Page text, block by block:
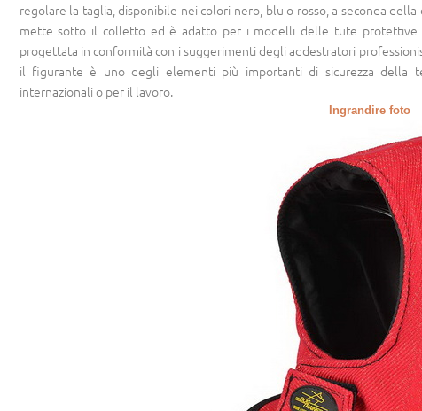
regolare la taglia, disponibile nei colori nero, blu o rosso, a seconda
mette sotto il colletto ed è adatto per i modelli delle tute protettive
progettata in conformità con i suggerimenti degli addestratori
il figurante è uno degli elementi più importanti di sicurezza della
internazionali o per il lavoro.
Ingrandire foto